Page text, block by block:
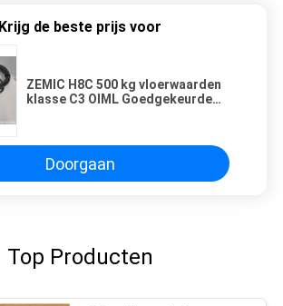
Krijg de beste prijs voor
ZEMIC H8C 500 kg vloerwaarden
klasse C3 OIML Goedgekeurde
Doorgaan
Top Producten